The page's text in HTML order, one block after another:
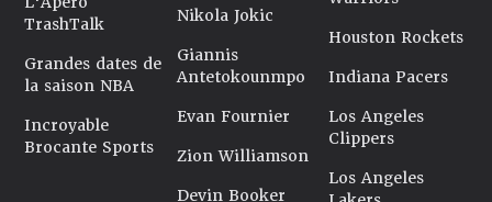
TrashTalk
Grandes dates de
la saison NBA
Incroyable
Brocante Sports
Nikola Jokic
Giannis
Antetokounmpo
Evan Fournier
Zion Williamson
Devin Booker
Houston Rockets
Indiana Pacers
Los Angeles
Clippers
Los Angeles